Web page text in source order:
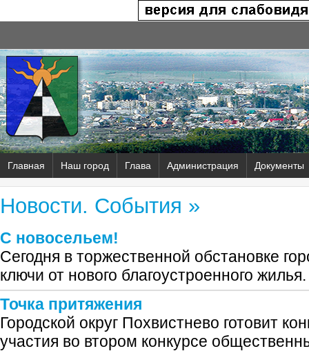
Главная Наш город Глава Администрация Документы
Новости. События »
С новосельем!
Сегодня в торжественной обстановке
ключи от нового благоустроенного жилья.
Точка притяжения
Городской округ Похвистнево готовит
участия во втором конкурсе